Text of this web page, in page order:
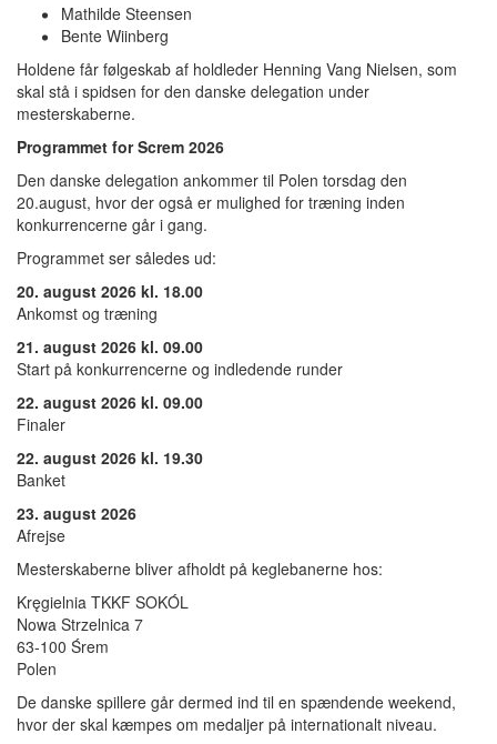
Mathilde Steensen
Bente Wiinberg
Holdene får følgeskab af holdleder Henning Vang Nielsen, som
skal stå i spidsen for den danske delegation under
mesterskaberne.
Programmet for Screm 2026
Den danske delegation ankommer til Polen torsdag den
20.august, hvor der også er mulighed for træning inden
konkurrencerne går i gang.
Programmet ser således ud:
20. august 2026 kl. 18.00
Ankomst og træning
21. august 2026 kl. 09.00
Start på konkurrencerne og indledende runder
22. august 2026 kl. 09.00
Finaler
22. august 2026 kl. 19.30
Banket
23. august 2026
Afrejse
Mesterskaberne bliver afholdt på keglebanerne hos:
Kręgielnia TKKF SOKÓL
Nowa Strzelnica 7
63-100 Śrem
Polen
De danske spillere går dermed ind til en spændende weekend,
hvor der skal kæmpes om medaljer på internationalt niveau.